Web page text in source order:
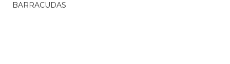
BARRACUDAS